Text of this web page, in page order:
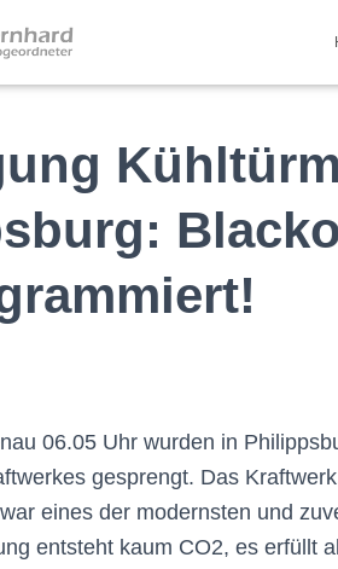
06.05 Uhr wurden in
gesprengt. Das
eines der modernsten und
entsteht kaum CO2, es erfüllt